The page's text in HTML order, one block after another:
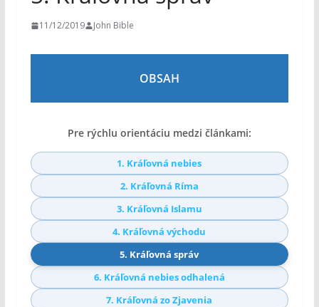
11/12/2019 John Bible
OBSAH
Pre rýchlu orientáciu medzi článkami:
1. Kráľovná nebies
2. Kráľovná Ríma
3. Kráľovná Islamu
4. Kráľovná východu
5. Kráľovná správ
6. Kráľovná nebies odhalená
7. Kráľovná zo Zjavenia